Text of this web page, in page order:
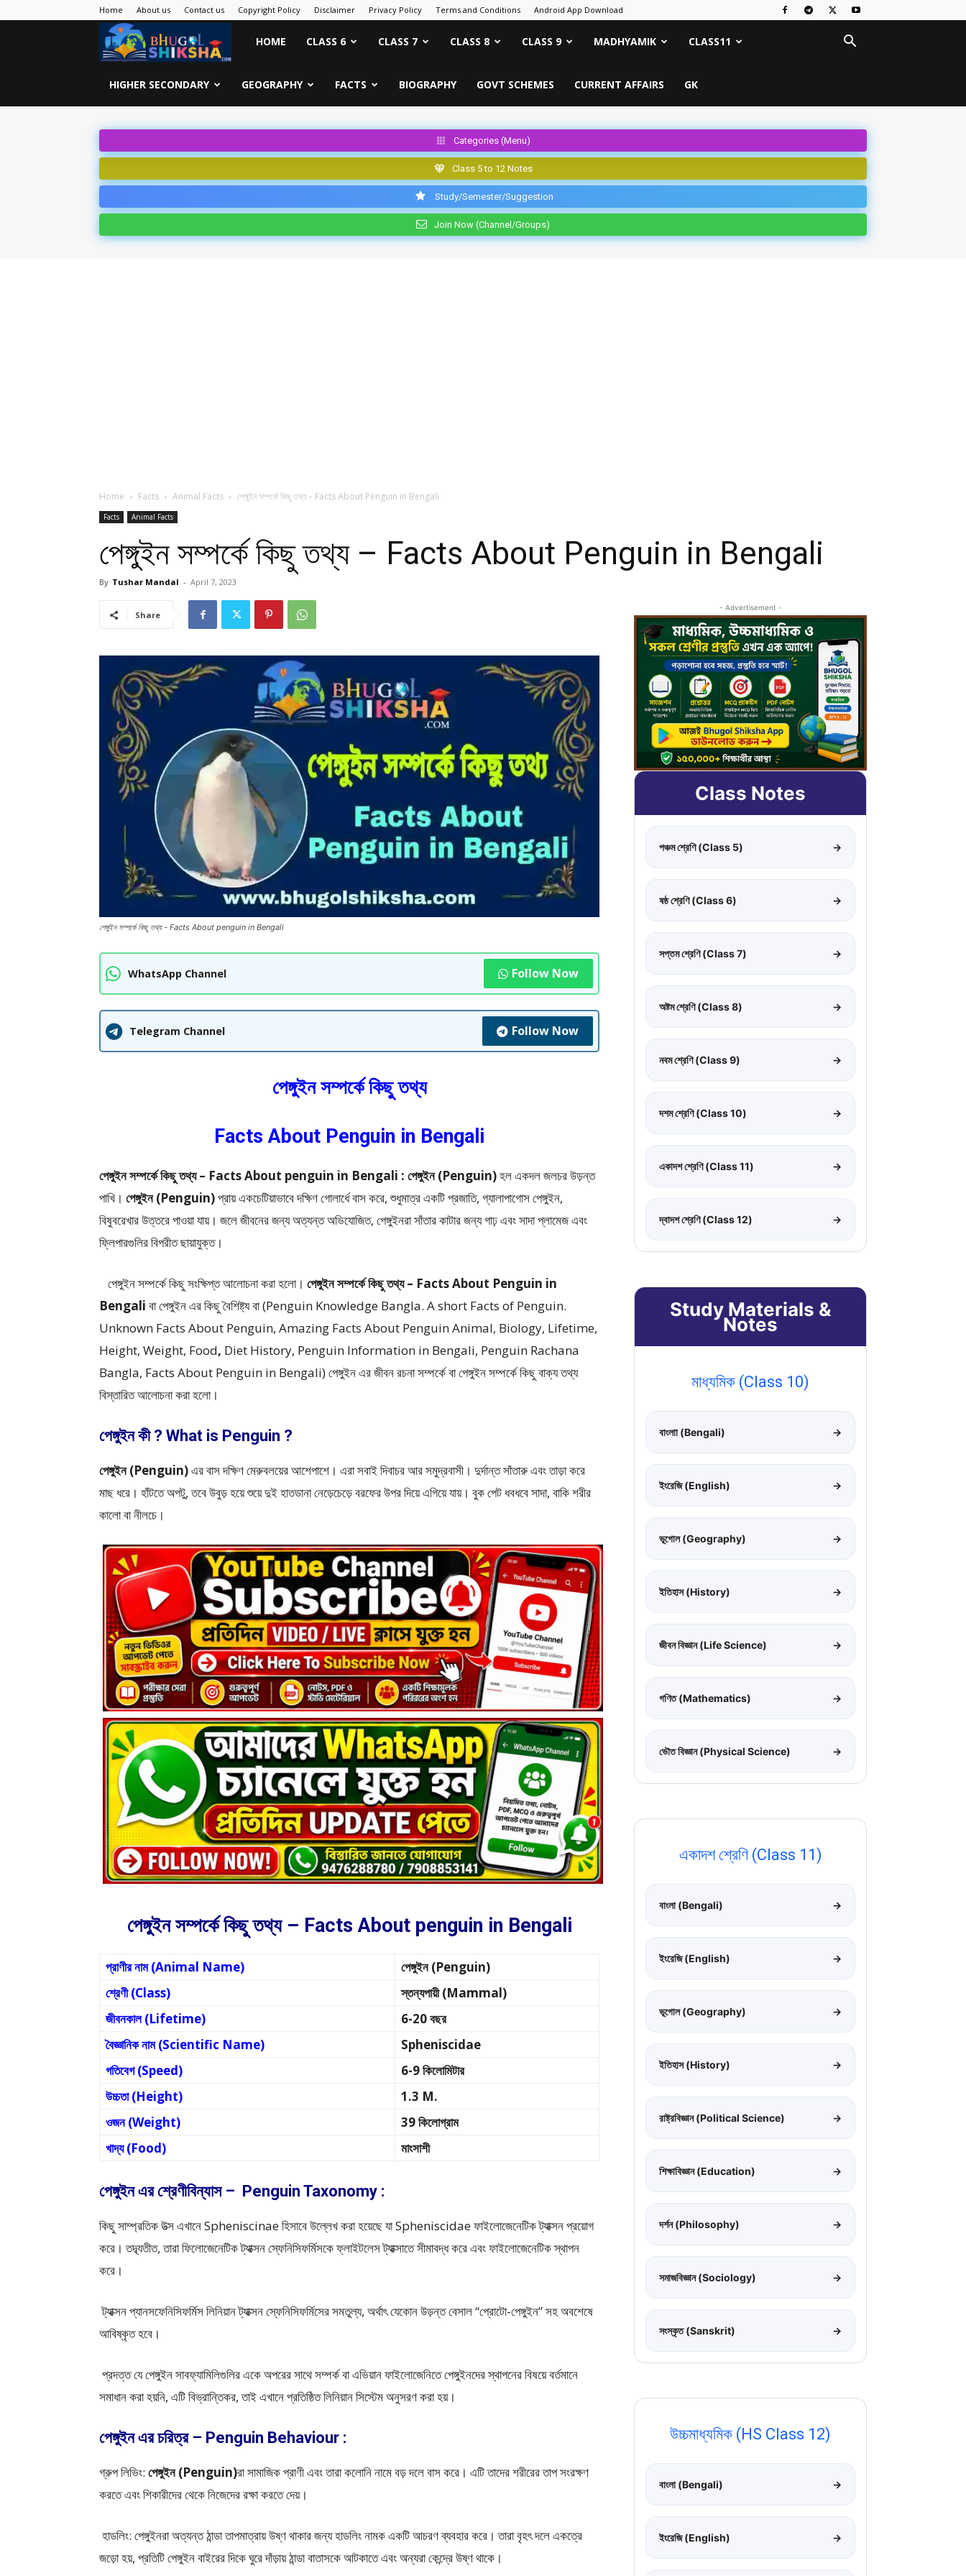
Home About us Contact us Copyright Policy Disclaimer Privacy Policy Terms and Conditions Android App Download
Bhugol
Shiksha
HOME CLASS 6 CLASS 7 CLASS 8 CLASS 9 MADHYAMIK CLASS11
HIGHER SECONDARY GEOGRAPHY FACTS BIOGRAPHY GOVT SCHEMES CURRENT AFFAIRS GK
Categories (Menu)
Class 5 to 12 Notes
Study/Semester/Suggestion
Join Now (Channel/Groups)
Home Facts Animal Facts পেঙ্গুইন সম্পর্কে কিছু তথ্য – Facts About Penguin in Bengali
Facts Animal Facts
পেঙ্গুইন সম্পর্কে কিছু তথ্য – Facts About Penguin in Bengali
By Tushar Mandal - April 7, 2023
Share
পেঙ্গুইন সম্পর্কে কিছু তথ্য - Facts About penguin in Bengali
WhatsApp Channel Follow Now
Telegram Channel Follow Now
পেঙ্গুইন সম্পর্কে কিছু তথ্য
Facts About Penguin in Bengali
পেঙ্গুইন সম্পর্কে কিছু তথ্য – Facts About penguin in Bengali : পেঙ্গুইন (Penguin)হল একদল জলচর উড়ন্ত
পাখি। পেঙ্গুইন (Penguin)প্রায় একচেটিয়াভাবে দক্ষিণ গোলার্ধে বাস করে, শুধুমাত্র একটি প্রজাতি, গ্যালাপাগোস পেঙ্গুইন,
বিষুবরেখার উত্তরে পাওয়া যায়। জলে জীবনের জন্য অত্যন্ত অভিযোজিত, পেঙ্গুইনরা সাঁতার কাটার জন্য গাঢ় এবং সাদা প্লামেজ এবং
ফ্লিপারগুলির বিপরীত ছায়াযুক্ত।
পেঙ্গুইন সম্পর্কে কিছু সংক্ষিপ্ত আলোচনা করা হলো। পেঙ্গুইন সম্পর্কে কিছু তথ্য – Facts About Penguin in
Bengali বা পেঙ্গুইন এর কিছু বৈশিষ্ট্য বা (Penguin Knowledge Bangla. A short Facts of Penguin.
Unknown Facts About Penguin, Amazing Facts About Penguin Animal, Biology, Lifetime,
Height, Weight, Food, Diet History, Penguin Information in Bengali, Penguin Rachana
Bangla, Facts About Penguin in Bengali) পেঙ্গুইন এর জীবন রচনা সম্পর্কে বা পেঙ্গুইন সম্পর্কে কিছু বাক্য তথ্য
বিস্তারিত আলোচনা করা হলো।
পেঙ্গুইন কী ? What is Penguin ?
পেঙ্গুইন (Penguin)এর বাস দক্ষিণ মেরুবলয়ের আশেপাশে। এরা সবাই দিবাচর আর সমুদ্রবাসী। দুর্দান্ত সাঁতারু এবং তাড়া করে
মাছ ধরে। হাঁটতে অপটু, তবে উবুড় হয়ে শুয়ে দুই হাতডানা নেড়েচেড়ে বরফের উপর দিয়ে এগিয়ে যায়। বুক পেট ধবধবে সাদা, বাকি শরীর
কালো বা নীলচে।
পেঙ্গুইন সম্পর্কে কিছু তথ্য – Facts About penguin in Bengali
প্রাণীর নাম (Animal Name)
পেঙ্গুইন (Penguin)
শ্রেণী (Class)
স্তন্যপায়ী (Mammal)
জীবনকাল (Lifetime)
6-20 বছর
বৈজ্ঞানিক নাম (Scientific Name)
Spheniscidae
গতিবেগ (Speed)
6-9 কিলোমিটার
উচ্চতা (Height)
1.3 M.
ওজন (Weight)
39 কিলোগ্রাম
খাদ্য (Food)
মাংসাশী
পেঙ্গুইন এর শ্রেণীবিন্যাস – Penguin Taxonomy :
কিছু সাম্প্রতিক উত্স এখানে Spheniscinae হিসাবে উল্লেখ করা হয়েছে যা Spheniscidae ফাইলোজেনেটিক ট্যাক্সন প্রয়োগ
করে। তদ্ব্যতীত, তারা ফিলোজেনেটিক ট্যাক্সন স্ফেনিসিফর্মিসকে ফ্লাইটলেস ট্যাক্সাতে সীমাবদ্ধ করে এবং ফাইলোজেনেটিক স্থাপন
করে।
ট্যাক্সন প্যানসফেনিসিফর্মিস লিনিয়ান ট্যাক্সন স্ফেনিসিফর্মিসের সমতুল্য, অর্থাৎ যেকোন উড়ন্ত বেসাল “প্রোটো-পেঙ্গুইন” সহ অবশেষে
আবিষ্কৃত হবে।
প্রদত্ত যে পেঙ্গুইন সাবফ্যামিলিগুলির একে অপরের সাথে সম্পর্ক বা এভিয়ান ফাইলোজেনিতে পেঙ্গুইনদের স্থাপনের বিষয়ে বর্তমানে
সমাধান করা হয়নি, এটি বিভ্রান্তিকর, তাই এখানে প্রতিষ্ঠিত লিনিয়ান সিস্টেম অনুসরণ করা হয়।
পেঙ্গুইন এর চরিত্র – Penguin Behaviour :
গ্রুপ লিভিং: পেঙ্গুইন (Penguin)রা সামাজিক প্রাণী এবং তারা কলোনি নামে বড় দলে বাস করে। এটি তাদের শরীরের তাপ সংরক্ষণ
করতে এবং শিকারীদের থেকে নিজেদের রক্ষা করতে দেয়।
হাডলিং: পেঙ্গুইনরা অত্যন্ত ঠান্ডা তাপমাত্রায় উষ্ণ থাকার জন্য হাডলিং নামক একটি আচরণ ব্যবহার করে। তারা বৃহৎ দলে একত্রে
জড়ো হয়, প্রতিটি পেঙ্গুইন বাইরের দিকে ঘুরে দাঁড়ায় ঠান্ডা বাতাসকে আটকাতে এবং অন্যরা কেন্দ্রে উষ্ণ থাকে।
- Advertisement -
Class Notes
পঞ্চম শ্রেণি (Class 5) →
ষষ্ঠ শ্রেণি (Class 6) →
সপ্তম শ্রেণি (Class 7) →
অষ্টম শ্রেণি (Class 8) →
নবম শ্রেণি (Class 9) →
দশম শ্রেণি (Class 10) →
একাদশ শ্রেণি (Class 11) →
দ্বাদশ শ্রেণি (Class 12) →
Study Materials &
Notes
মাধ্যমিক (Class 10)
বাংলাা (Bengali) →
ইংরেজি (English) →
ভূগোল (Geography) →
ইতিহাস (History) →
জীবন বিজ্ঞান (Life Science) →
গণিত (Mathematics) →
ভৌত বিজ্ঞান (Physical Science) →
একাদশ শ্রেণি (Class 11)
বাংলা (Bengali) →
ইংরেজি (English) →
ভূগোল (Geography) →
ইতিহাস (History) →
রাষ্ট্রবিজ্ঞান (Political Science) →
শিক্ষাবিজ্ঞান (Education) →
দর্শন (Philosophy) →
সমাজবিজ্ঞান (Sociology) →
সংস্কৃত (Sanskrit) →
উচ্চমাধ্যমিক (HS Class 12)
বাংলা (Bengali) →
ইংরেজি (English) →